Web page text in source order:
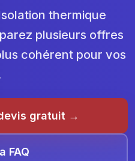
thermique
plusieurs offres
cohérent pour vos
gratuit →
FAQ